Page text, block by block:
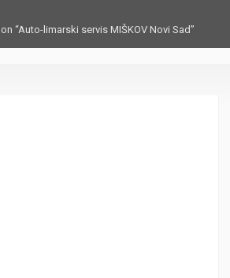
“Auto-limarski servis MIŠKOV Novi Sad”